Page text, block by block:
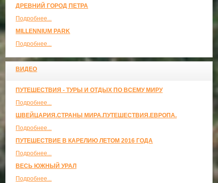
ДРЕВНИЙ ГОРОД ПЕТРА
Подробнее...
MILLENNIUM PARK
Подробнее...
ВИДЕО
ПУТЕШЕСТВИЯ - ТУРЫ И ОТДЫХ ПО ВСЕМУ МИРУ
Подробнее...
ШВЕЙЦАРИЯ.СТРАНЫ МИРА.ПУТЕШЕСТВИЯ.ЕВРОПА.
Подробнее...
ПУТЕШЕСТВИЕ В КАРЕЛИЮ ЛЕТОМ 2016 ГОДА
Подробнее...
ВЕСЬ ЮЖНЫЙ УРАЛ
Подробнее...